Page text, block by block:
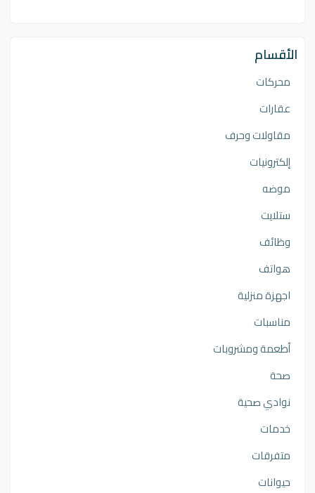
الأقسام
محركات
عقارات
مقاولات وحرف
إلكترونيات
موضه
ستلايت
وظائف
هواتف
اجهزة منزلية
مناسبات
أطعمة ومشروبات
صحة
نوادي صحية
خدمات
متفرقات
حيوانات